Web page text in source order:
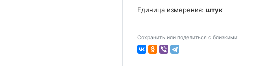
Единица измерения: штук
Сохранить или поделиться с близкими: